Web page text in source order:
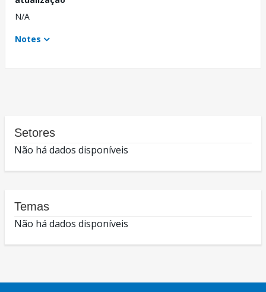
N/A
Notes
Setores
Não há dados disponíveis
Temas
Não há dados disponíveis